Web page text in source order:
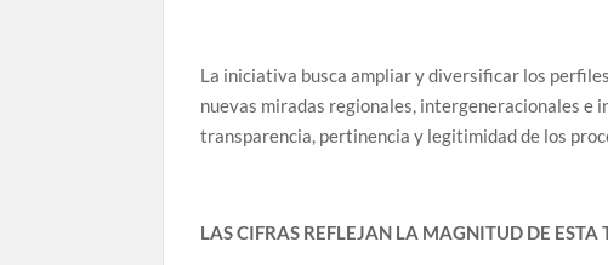
La iniciativa busca ampliar y diversificar los
nuevas miradas regionales, intergeneracionales
transparencia, pertinencia y legitimidad de los
LAS CIFRAS REFLEJAN LA MAGNITUD DE ESTA